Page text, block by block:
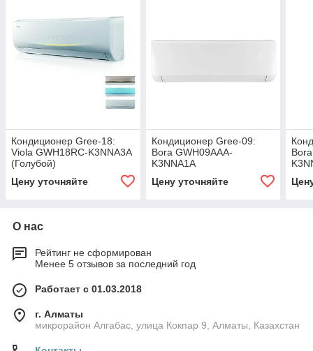
Кондиционер Gree-18:
Viola GWH18RC-K3NNA3A
(Голубой)
Цену уточняйте
Кондиционер Gree-09:
Bora GWH09AAA-
K3NNA1A
Цену уточняйте
О нас
Рейтинг не сформирован
Менее 5 отзывов за последний год
Работает с 01.03.2018
г. Алматы
микрорайон Алгабас, улица Кокпар 9, Алматы, Казахстан